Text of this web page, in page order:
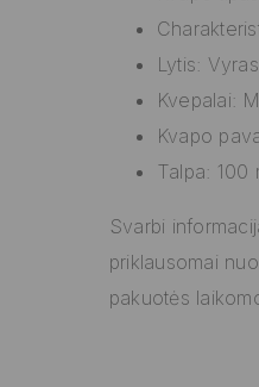
Lytis: Vyras
Kvepalai:
Kvapo
Talpa: 100
Svarbi
priklausomai
pakuotės